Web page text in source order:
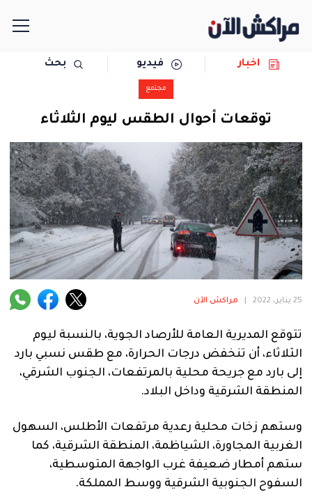
مجتمع
سياسة
رياضة
حوادث
دولية
المرأة
منوعة
اخبار فيديو بحث
مجتمع
توقعات أحوال الطقس ليوم الثلاثاء
25 يناير، 2022 مراكش الآن
تتوقع المديرية العامة للأرصاد الجوية، بالنسبة ليوم
الثلاثاء، أن تنخفض درجات الحرارة، مع طقس نسبي بارد
إلى بارد مع جريحة محلية بالمرتفعات، الجنوب الشرقي،
المنطقة الشرقية وداخل البلاد.
وستهم زخات محلية رعدية مرتفعات الأطلس، السهول
الغربية المجاورة، الشياظمة، المنطقة الشرقية، كما
ستهم أمطار ضعيفة غرب الواجهة المتوسطية،
السفوح الجنوبية الشرقية ووسط المملكة.